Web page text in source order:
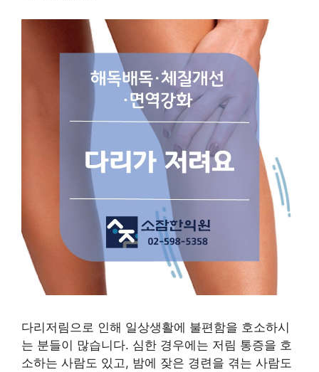
다리저림으로 인해 일상생활에 불편함을 호소하시
는 분들이 많습니다. 심한 경우에는 저림 통증을 호
소하는 사람도 있고, 밤에 잦은 경련을 겪는 사람도